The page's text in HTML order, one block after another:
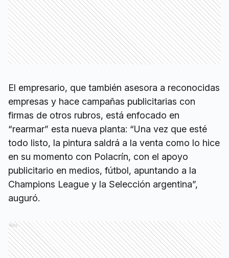
El empresario, que también asesora a reconocidas
empresas y hace campañas publicitarias con
firmas de otros rubros, está enfocado en
“rearmar” esta nueva planta: “Una vez que esté
todo listo, la pintura saldrá a la venta como lo hice
en su momento con Polacrín, con el apoyo
publicitario en medios, fútbol, apuntando a la
Champions League y la Selección argentina”,
auguró.
Ads